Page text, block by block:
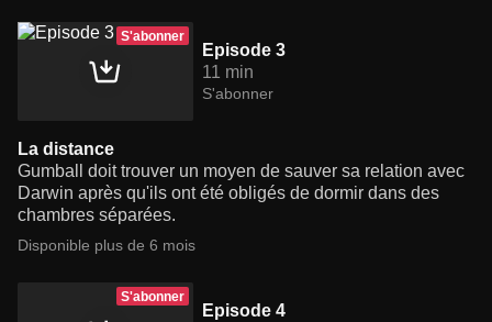
S'abonner
Episode 3
11 min
S'abonner
La distance
Gumball doit trouver un moyen de sauver sa relation avec
Darwin après qu'ils ont été obligés de dormir dans des
chambres séparées.
Disponible plus de 6 mois
S'abonner
Episode 4